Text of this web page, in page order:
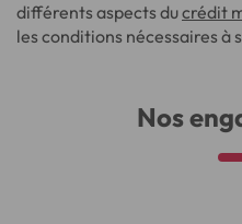
différents aspects ducrédit
les conditions nécessaires à
Nos